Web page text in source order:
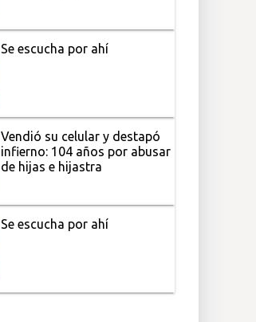
Se escucha por ahí
Vendió su celular y destapó
infierno: 104 años por abusar
de hijas e hijastra
Se escucha por ahí